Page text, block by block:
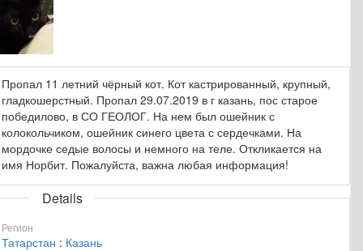
Пропал 11 летний чёрный кот. Кот кастрированный, крупный,
гладкошерстный. Пропал 29.07.2019 в г казань, пос старое
победилово, в СО ГЕОЛОГ. На нем был ошейник с
колокольчиком, ошейник синего цвета с сердечками. На
мордочке седые волосы и немного на теле. Откликается на
имя Норбит. Пожалуйста, важна любая информация!
Details
Регион
Татарстан : Казань